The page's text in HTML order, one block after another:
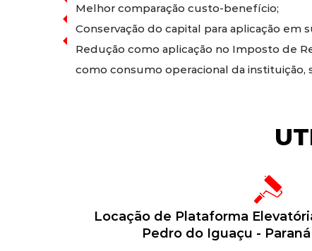
Melhor comparação custo-benefício;
Conservação do capital para aplicação em
Redução como aplicação no Imposto de
como consumo operacional da
Locação de Plataforma
Pedro do Iguaçu -